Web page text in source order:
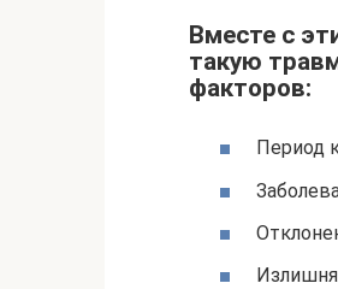
Вместе с
такую
факторов:
Период